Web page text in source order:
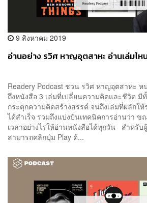
9 สิงหาคม 2019
อ่านอย่าง รวิศ หาญอุตสาหะ อ่านเล่มไห
Readery Podcast ชวน รวิศ หาญอุตสาหะ ห
ถึงหนังสือ 3 เล่มที่เปลี่ยนความคิดและชีวิต มี
กระตุกความคิดสร้างสรรค์ จนถึงเล่มที่ผลักใ
ได้สำเร็จ รวมถึงแบ่งปันเทคนิคการอ่านว่า ข
เวลาอย่างไรให้อ่านหนังสือได้ทุกวัน สำหรั
สามารถคลิกปุ่ม Play ด้...